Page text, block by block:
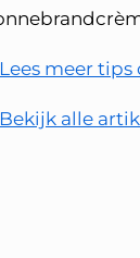
meer
alle